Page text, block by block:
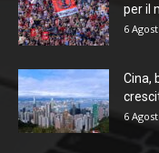
per il
6
Cina,
6